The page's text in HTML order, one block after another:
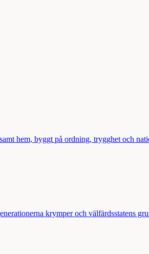
hem, byggt på ordning, trygghet och
krymper och välfärdsstatens